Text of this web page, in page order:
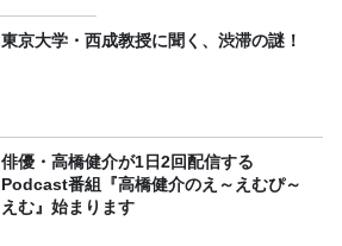
東京大学・西成教授に聞く、渋滞の謎！
俳優・高橋健介が1日2回配信する
Podcast番組『高橋健介のえ～えむぴ～
えむ』始まります